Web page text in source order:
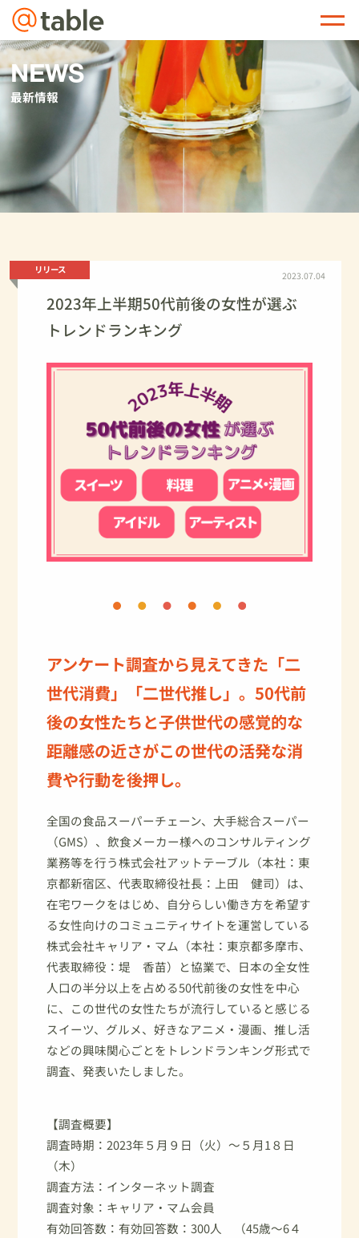
NEWS
最新情報
リリース
2023.07.04
2023年上半期50代前後の⼥性が選ぶ
トレンドランキング
アンケート調査から見えてきた「二
世代消費」「二世代推し」。50代前
後の女性たちと子供世代の感覚的な
距離感の近さがこの世代の活発な消
費や行動を後押し。
全国の食品スーパーチェーン、大手総合スーパー
（GMS）、飲食メーカー様へのコンサルティング
業務等を行う株式会社アットテーブル（本社：東
京都新宿区、代表取締役社長：上田 健司）は、
在宅ワークをはじめ、自分らしい働き方を希望す
る女性向けのコミュニティサイトを運営している
株式会社キャリア・マム（本社：東京都多摩市、
代表取締役：堤 香苗）と協業で、日本の全女性
人口の半分以上を占める50代前後の女性を中心
に、この世代の女性たちが流行していると感じる
スイーツ、グルメ、好きなアニメ・漫画、推し活
などの興味関心ごとをトレンドランキング形式で
調査、発表いたしました。
【調査概要】
調査時期：2023年５月９日（火）～５月1８日
（木）
調査方法：インターネット調査
調査対象：キャリア・マム会員
有効回答数：有効回答数：300人 （45歳～6４